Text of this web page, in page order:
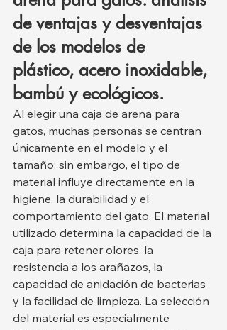
de ventajas y desventajas
de los modelos de
plástico, acero inoxidable,
bambú y ecológicos.
Al elegir una caja de arena para
gatos, muchas personas se centran
únicamente en el modelo y el
tamaño; sin embargo, el tipo de
material influye directamente en la
higiene, la durabilidad y el
comportamiento del gato. El material
utilizado determina la capacidad de la
caja para retener olores, la
resistencia a los arañazos, la
capacidad de anidación de bacterias
y la facilidad de limpieza. La selección
del material es especialmente